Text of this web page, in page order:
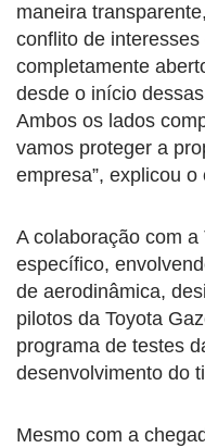
maneira
conflito de
completamente
desde o início
Ambos os lados
vamos proteger a
empresa”, explicou
A colaboração com
específico,
de aerodinâmica,
pilotos da Toyota
programa de testes
desenvolvimento do
Mesmo com a